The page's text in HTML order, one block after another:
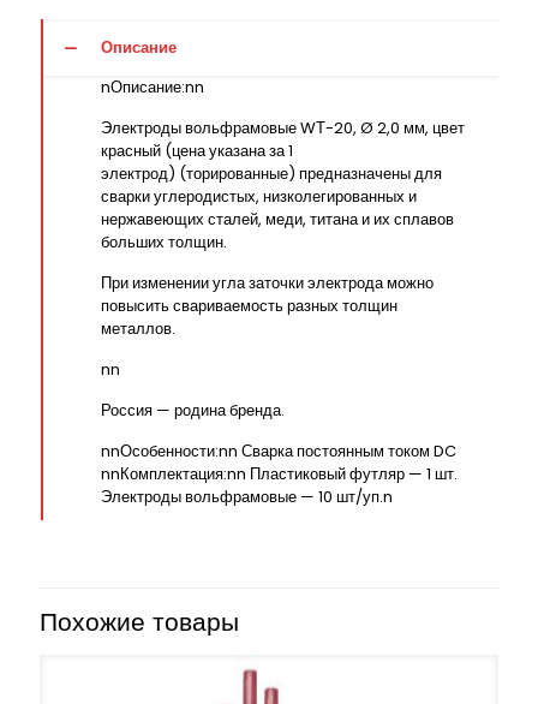
Описание
nОписание:nn
Электроды вольфрамовые WТ-20, Ø 2,0 мм, цвет
красный (цена указана за 1
электрод) (торированные) предназначены для
сварки углеродистых, низколегированных и
нержавеющих сталей, меди, титана и их сплавов
больших толщин.
При изменении угла заточки электрода можно
повысить свариваемость разных толщин
металлов.
nn
Россия — родина бренда.
nnОсобенности:nn Сварка постоянным током DC
nnКомплектация:nn Пластиковый футляр — 1 шт.
Электроды вольфрамовые — 10 шт/уп.n
Похожие товары